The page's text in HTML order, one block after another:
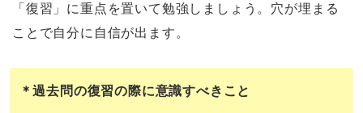
「復習」に重点を置いて勉強しましょう。穴が埋まる
ことで自分に自信が出ます。
＊過去問の復習の際に意識すべきこと